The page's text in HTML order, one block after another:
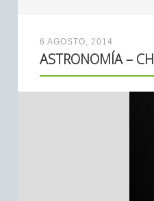
6 AGOSTO, 2014
ASTRONOMÍA –